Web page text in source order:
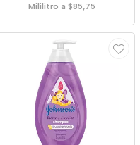
Mililitro a $85,75